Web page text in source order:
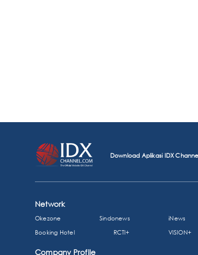
Download Aplikasi IDX
Network
Okezone Sindonews iNews
Booking Hotel
RCTI+ VISION+
Company Profile